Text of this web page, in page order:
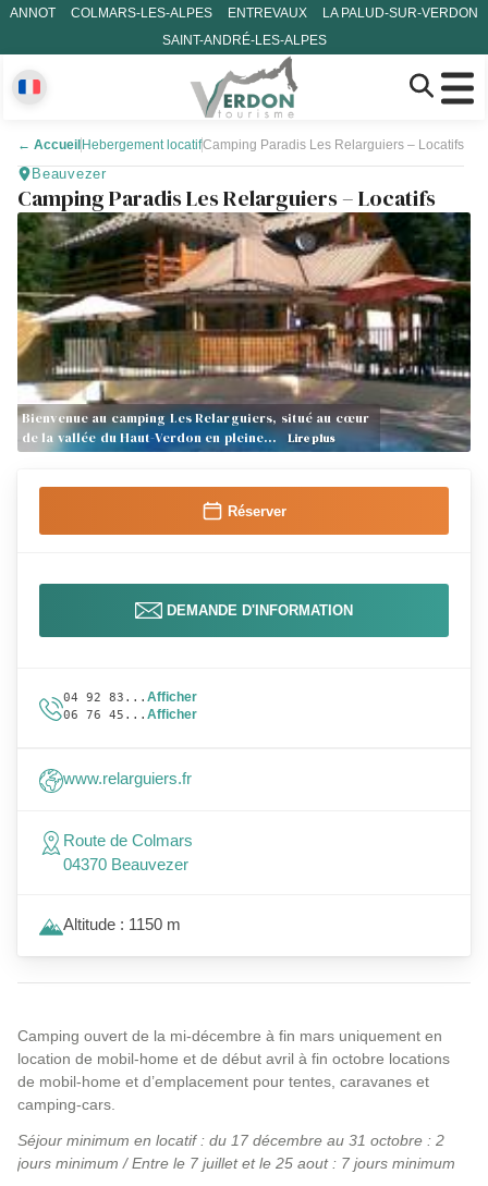
ANNOT COLMARS-LES-ALPES ENTREVAUX
LA PALUD-SUR-VERDON
SAINT-ANDRÉ-LES-ALPES
← Accueil Hebergement locatifCamping Paradis Les Relarguiers – Locatifs
Beauvezer
Camping Paradis Les Relarguiers – Locatifs
Bienvenue au camping Les Relarguiers, situé au cœur
de la vallée du Haut-Verdon en pleine…
Lire plus
Camping ouvert de la mi-décembre à fin mars uniquement en
location de mobil-home et de début avril à fin octobre locations
de mobil-home et d’emplacement pour tentes, caravanes et
camping-cars.
Séjour minimum en locatif : du 17 décembre au 31 octobre : 2
jours minimum / Entre le 7 juillet et le 25 aout : 7 jours minimum
Réserver
DEMANDE D'INFORMATION
04 92 83... Afficher
06 76 45... Afficher
www.relarguiers.fr
Route de Colmars
04370 Beauvezer
Altitude : 1150 m